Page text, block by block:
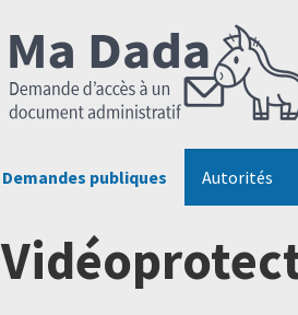
Demandes publiques Autorités